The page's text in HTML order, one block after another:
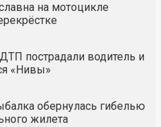
на мотоцикле
пострадали водитель и
«Нивы»
обернулась гибелью
жилета